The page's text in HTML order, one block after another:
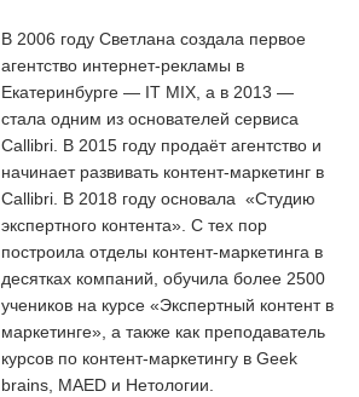
В 2006 году Светлана создала первое
агентство интернет-рекламы в
Екатеринбурге — IT MIX, а в 2013 —
стала одним из основателей сервиса
Callibri. В 2015 году продаёт агентство и
начинает развивать контент-маркетинг в
Callibri. В 2018 году основала «Студию
экспертного контента». С тех пор
построила отделы контент-маркетинга в
десятках компаний, обучила более 2500
учеников на курсе «Экспертный контент в
маркетинге», а также как преподаватель
курсов по контент-маркетингу в Geek
brains, MAED и Нетологии.